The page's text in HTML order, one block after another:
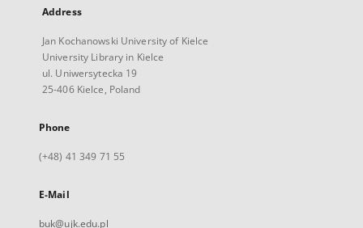
Address
Jan Kochanowski University of Kielce
University Library in Kielce
ul. Uniwersytecka 19
25-406 Kielce, Poland
Phone
(+48) 41 349 71 55
E-Mail
buk@ujk.edu.pl